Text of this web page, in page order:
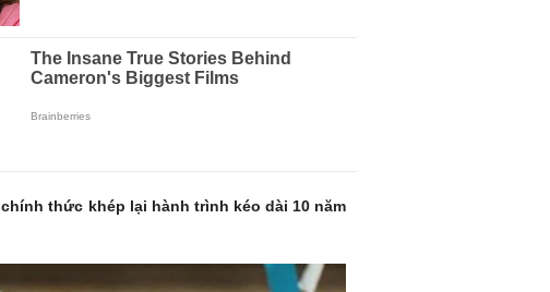
thức khép lại hành trình kéo dài 10 năm